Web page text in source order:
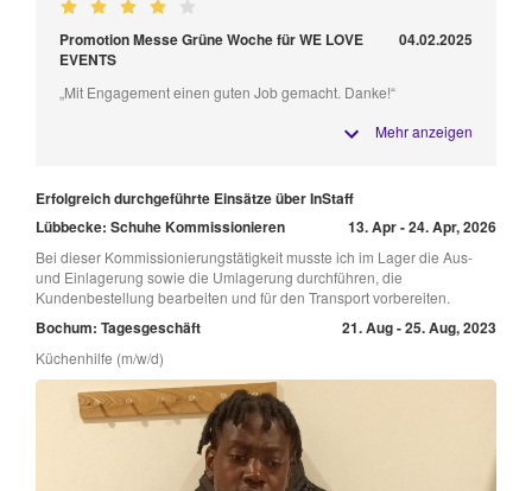
Promotion Messe Grüne Woche für WE LOVE
EVENTS
04.02.2025
„Mit Engagement einen guten Job gemacht. Danke!“
Mehr anzeigen
Erfolgreich durchgeführte Einsätze über InStaff
Lübbecke: Schuhe Kommissionieren
13. Apr - 24. Apr, 2026
Bei dieser Kommissionierungstätigkeit musste ich im Lager die Aus-
und Einlagerung sowie die Umlagerung durchführen, die
Kundenbestellung bearbeiten und für den Transport vorbereiten.
Bochum: Tagesgeschäft 21. Aug - 25. Aug, 2023
Küchenhilfe (m/w/d)